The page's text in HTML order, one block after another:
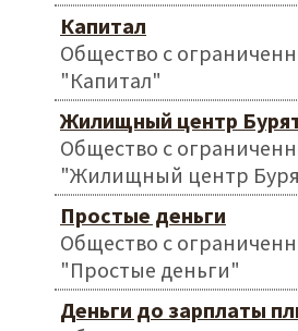
Капитал
Общество с
"Капитал"
Жилищный центр
Общество с
"Жилищный центр
Простые деньги
Общество с
"Простые деньги"
Деньги до зарплаты